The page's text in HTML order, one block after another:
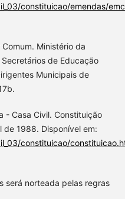
constituicao/emendas/
Ministério da
de Educação
Municipais de
- Casa Civil. Constituição
de 1988. Disponível em:
constituicao/
será norteada pelas regras